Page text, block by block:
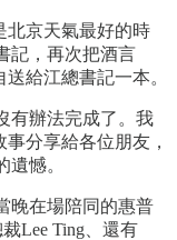
北京天氣最好的時
記，再次把酒言
給江總書記一本。
有辦法完成了。我
分享給各位朋友，
遺憾。
晚在場陪同的惠普
Lee Ting、還有